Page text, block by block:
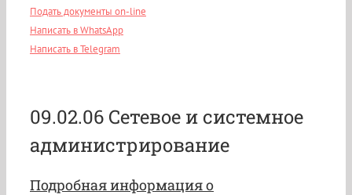
Подать документы on-line
Написать в WhatsApp
Написать в Telegram
09.02.06 Сетевое и системное
администрирование
Подробная информация о